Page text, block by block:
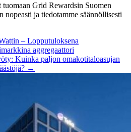
tuomaan Grid Rewardsin Suomen
ja tiedotamme säännöllisesti
– Lopputuloksena
aggregaattori
Kuinka paljon omakotitaloasujan
→